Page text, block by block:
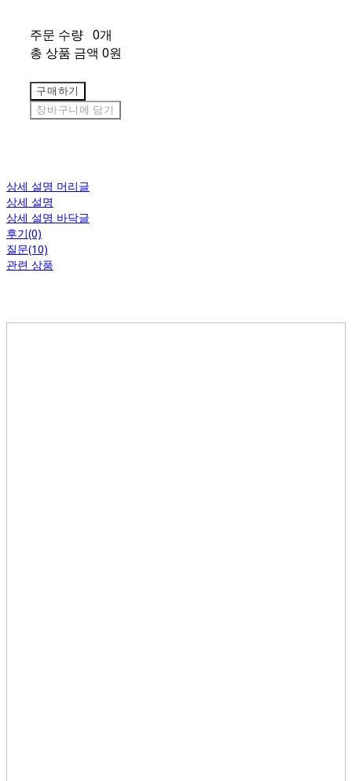
주문 수량 0개
총 상품 금액 0원
구매하기
장바구니에 담기
상세 설명 머리글
상세 설명
상세 설명 바닥글
후기(0)
질문(10)
관련 상품